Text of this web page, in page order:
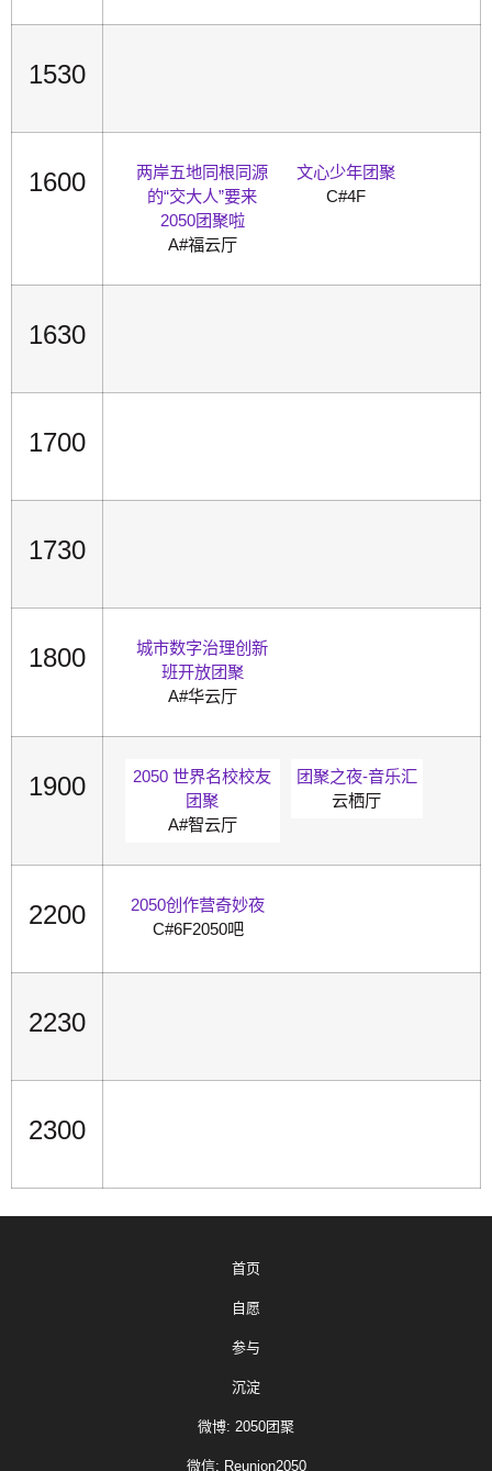
1530
1600
两岸五地同根同源
的“交大人”要来
2050团聚啦
A#福云厅
文心少年团聚
C#4F
1630
1700
1730
1800
城市数字治理创新
班开放团聚
A#华云厅
1900
2050 世界名校校友
团聚
A#智云厅
团聚之夜-音乐汇
云栖厅
2200
2050创作营奇妙夜
C#6F2050吧
2230
2300
首页
自愿
参与
沉淀
微博: 2050团聚
微信: Reunion2050